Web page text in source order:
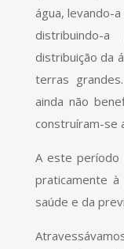
água, levando-
distribuição da
terras
ainda não
construíram-se
A este período
praticamente
saúde e da